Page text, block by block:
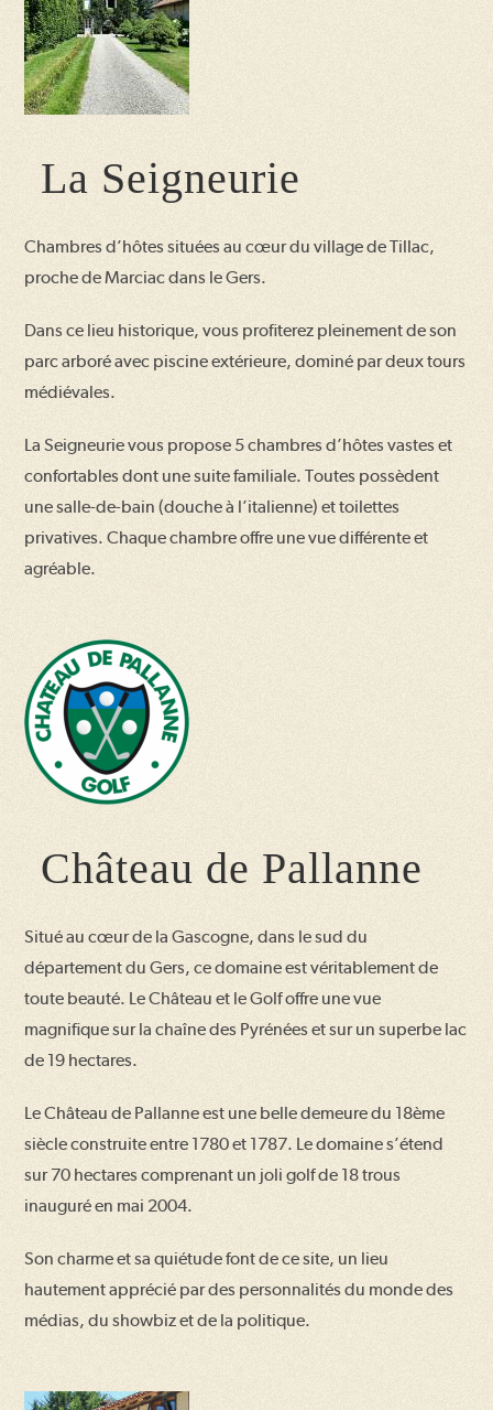
La Seigneurie
Chambres d’hôtes situées au cœur du village de Tillac,
proche de Marciac dans le Gers.
Dans ce lieu historique, vous profiterez pleinement de son
parc arboré avec piscine extérieure, dominé par deux tours
médiévales.
La Seigneurie vous propose 5 chambres d’hôtes vastes et
confortables dont une suite familiale. Toutes possèdent
une salle-de-bain (douche à l’italienne) et toilettes
privatives. Chaque chambre offre une vue différente et
agréable.
Château de Pallanne
Situé au cœur de la Gascogne, dans le sud du
département du Gers, ce domaine est véritablement de
toute beauté. Le Château et le Golf offre une vue
magnifique sur la chaîne des Pyrénées et sur un superbe lac
de 19 hectares.
Le Château de Pallanne est une belle demeure du 18ème
siècle construite entre 1780 et 1787. Le domaine s’étend
sur 70 hectares comprenant un joli golf de 18 trous
inauguré en mai 2004.
Son charme et sa quiétude font de ce site, un lieu
hautement apprécié par des personnalités du monde des
médias, du showbiz et de la politique.